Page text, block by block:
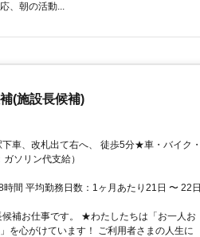
、朝の活動...
(施設長候補)
車、改札出て右へ、 徒歩5分★車・バイク・
ソリン代支給）
間 平均勤務日数：1ヶ月あたり21日 〜 22日
補お仕事です。 ★わたしたちは「お一人お
を心がけています！ ご利用者さまの人生に